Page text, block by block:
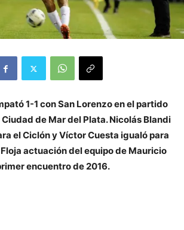
1-1 con San Lorenzo en el partido
de Mar del Plata. Nicolás Blandi
el Ciclón y Víctor Cuesta igualó para
Floja actuación del equipo de Mauricio
encuentro de 2016.